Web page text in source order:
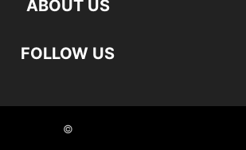
ABOUT US
FOLLOW US
©